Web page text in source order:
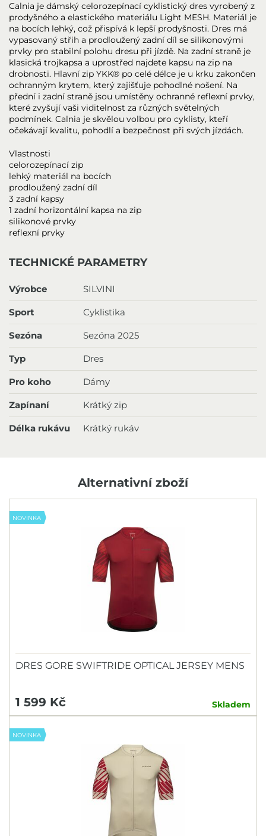
Calnia je dámský celorozepínací cyklistický dres vyrobený z
prodyšného a elastického materiálu Light MESH. Materiál je
na bocích lehký, což přispívá k lepší prodyšnosti. Dres má
vypasovaný střih a prodloužený zadní díl se silikonovými
prvky pro stabilní polohu dresu při jízdě. Na zadní straně je
klasická trojkapsa a uprostřed najdete kapsu na zip na
drobnosti. Hlavní zip YKK® po celé délce je u krku zakončen
ochranným krytem, ​​který zajišťuje pohodlné nošení. Na
přední i zadní straně jsou umístěny ochranné reflexní prvky,
které zvyšují vaši viditelnost za různých světelných
podmínek. Calnia je skvělou volbou pro cyklisty, kteří
očekávají kvalitu, pohodlí a bezpečnost při svých jízdách.
Vlastnosti
celorozepínací zip
lehký materiál na bocích
prodloužený zadní díl
3 zadní kapsy
1 zadní horizontální kapsa na zip
silikonové prvky
reflexní prvky
TECHNICKÉ PARAMETRY
Výrobce SILVINI
Sport Cyklistika
Sezóna Sezóna 2025
Typ Dres
Pro koho Dámy
Zapínaní Krátký zip
Délka rukávu Krátký rukáv
Alternativní zboží
NOVINKA
DRES GORE SWIFTRIDE OPTICAL JERSEY MENS
1 599 Kč Skladem
NOVINKA